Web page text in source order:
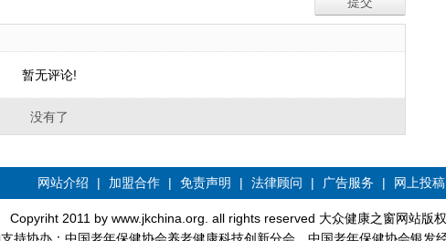
暂无评论!
没有了
网站介绍 | 加盟合作 | 免责声明 | 法律顾问 | 广告服务 | 网上投稿
Copyriht 2011 by www.jkchina.org. all rights reserved 大众健康之窗网站版